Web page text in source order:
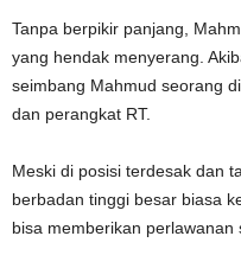
Tanpa berpikir panjang,
yang hendak menyerang.
seimbang Mahmud seorang
dan perangkat RT.
Meski di posisi terdesak dan
berbadan tinggi besar biasa
bisa memberikan perlawanan